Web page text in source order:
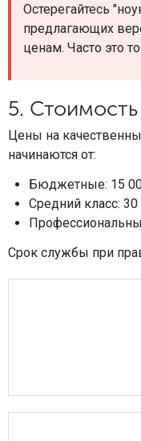
Остерегайтесь
предлагающих
ценам. Часто это
5.
Цены на
начинаются от:
Бюджетные: 15
Средний класс:
Срок службы при